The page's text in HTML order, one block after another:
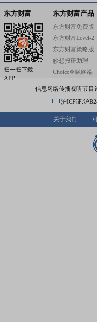
东方财富
扫一扫下载
APP
东方财富产品
东方财富免费版
东方财富Level-2
东方财富策略版
妙想投研助理
Choice金融终端
信息网络传播视听节目
沪ICP证:沪
关于我们